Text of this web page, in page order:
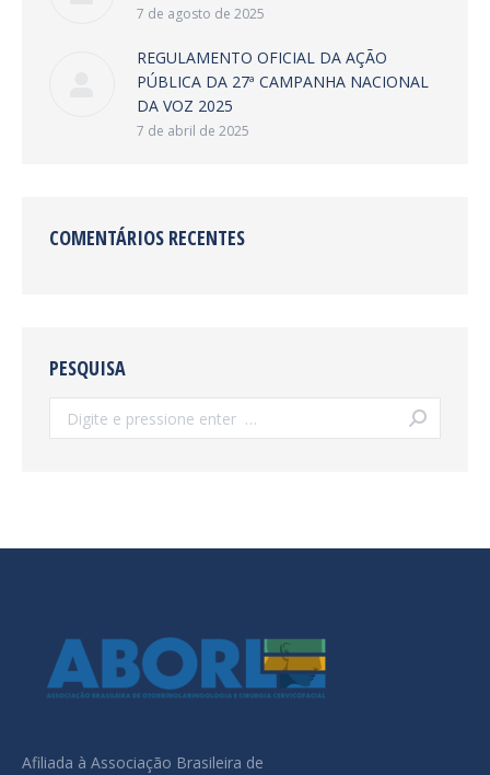
7 de agosto de 2025
REGULAMENTO OFICIAL DA AÇÃO
PÚBLICA DA 27ª CAMPANHA NACIONAL
DA VOZ 2025
7 de abril de 2025
COMENTÁRIOS RECENTES
PESQUISA
Search:
Afiliada à Associação Brasileira de